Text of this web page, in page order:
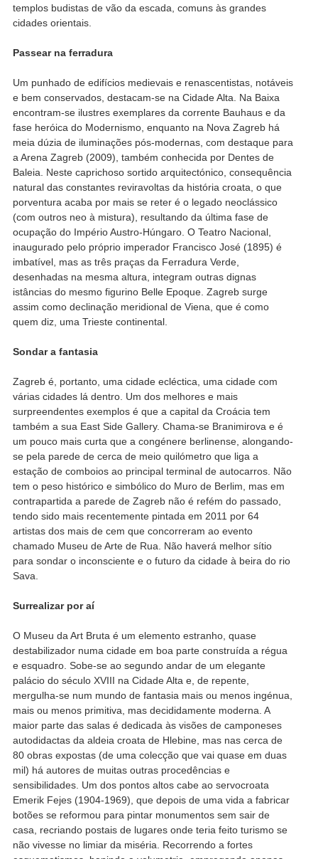
templos budistas de vão da escada, comuns às grandes
cidades orientais.
Passear na ferradura
Um punhado de edifícios medievais e renascentistas, notáveis
e bem conservados, destacam-se na Cidade Alta. Na Baixa
encontram-se ilustres exemplares da corrente Bauhaus e da
fase heróica do Modernismo, enquanto na Nova Zagreb há
meia dúzia de iluminações pós-modernas, com destaque para
a Arena Zagreb (2009), também conhecida por Dentes de
Baleia. Neste caprichoso sortido arquitectónico, consequência
natural das constantes reviravoltas da história croata, o que
porventura acaba por mais se reter é o legado neoclássico
(com outros neo à mistura), resultando da última fase de
ocupação do Império Austro-Húngaro. O Teatro Nacional,
inaugurado pelo próprio imperador Francisco José (1895) é
imbatível, mas as três praças da Ferradura Verde,
desenhadas na mesma altura, integram outras dignas
istâncias do mesmo figurino Belle Epoque. Zagreb surge
assim como declinação meridional de Viena, que é como
quem diz, uma Trieste continental.
Sondar a fantasia
Zagreb é, portanto, uma cidade ecléctica, uma cidade com
várias cidades lá dentro. Um dos melhores e mais
surpreendentes exemplos é que a capital da Croácia tem
também a sua East Side Gallery. Chama-se Branimirova e é
um pouco mais curta que a congénere berlinense, alongando-
se pela parede de cerca de meio quilómetro que liga a
estação de comboios ao principal terminal de autocarros. Não
tem o peso histórico e simbólico do Muro de Berlim, mas em
contrapartida a parede de Zagreb não é refém do passado,
tendo sido mais recentemente pintada em 2011 por 64
artistas dos mais de cem que concorreram ao evento
chamado Museu de Arte de Rua. Não haverá melhor sítio
para sondar o inconsciente e o futuro da cidade à beira do rio
Sava.
Surrealizar por aí
O Museu da Art Bruta é um elemento estranho, quase
destabilizador numa cidade em boa parte construída a régua
e esquadro. Sobe-se ao segundo andar de um elegante
palácio do século XVIII na Cidade Alta e, de repente,
mergulha-se num mundo de fantasia mais ou menos ingénua,
mais ou menos primitiva, mas decididamente moderna. A
maior parte das salas é dedicada às visões de camponeses
autodidactas da aldeia croata de Hlebine, mas nas cerca de
80 obras expostas (de uma colecção que vai quase em duas
mil) há autores de muitas outras procedências e
sensibilidades. Um dos pontos altos cabe ao servocroata
Emerik Fejes (1904-1969), que depois de uma vida a fabricar
botões se reformou para pintar monumentos sem sair de
casa, recriando postais de lugares onde teria feito turismo se
não vivesse no limiar da miséria. Recorrendo a fortes